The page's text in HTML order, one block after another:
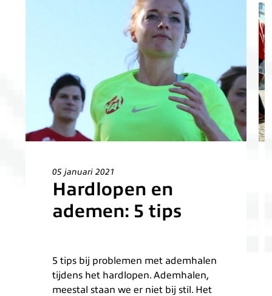
05 januari 2021
Hardlopen en
ademen: 5 tips
5 tips bij problemen met ademhalen
tijdens het hardlopen. Ademhalen,
meestal staan we er niet bij stil. Het